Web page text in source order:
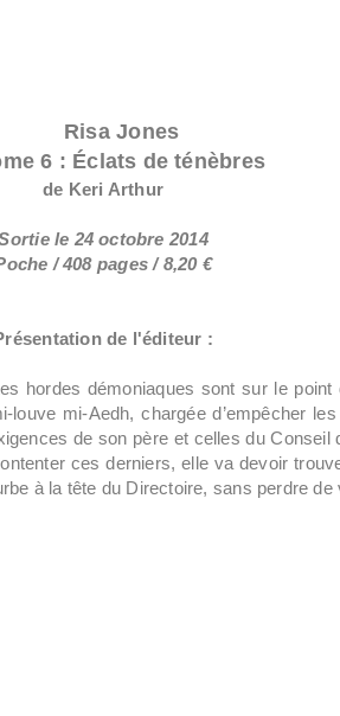
Risa Jones
6 : Éclats de ténèbres
de Keri Arthur
le 24 octobre 2014
/ 408 pages / 8,20 €
de l'éditeur :
hordes démoniaques sont sur le point
mi-Aedh, chargée d’empêcher
de son père et celles du Conseil
ces derniers, elle va devoir
à la tête du Directoire, sans perdre